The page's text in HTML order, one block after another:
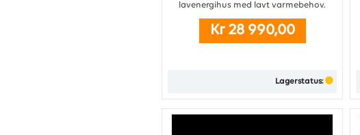
lavenergihus med lavt varmebehov.
et stilrent og moderne uttrykk. ...
Kr 28 990,00
Lagerstatus: